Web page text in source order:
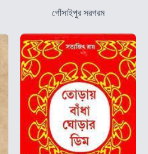
গোঁসাইপুর সরগরম